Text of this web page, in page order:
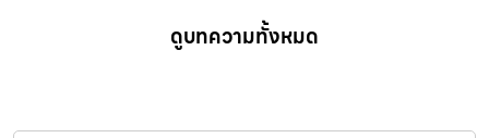
ดูบทความทั้งหมด